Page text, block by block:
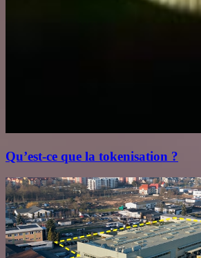
Qu’est‑ce que la tokenisation ?